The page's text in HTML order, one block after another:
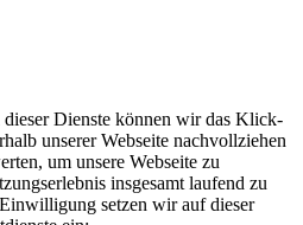
Dienste können wir das Klick-
unserer Webseite nachvollziehen
um unsere Webseite zu
insgesamt laufend zu
setzen wir auf dieser